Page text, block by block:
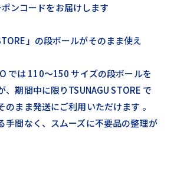
ポンコードをお届けします
」の段ボールがそのまま使え
では 110〜150 サイズの段ボールを
、期間中に限りTSUNAGU STORE で
のまま発送にご利用いただけます 。
手間なく、スムーズに不要品の整理が